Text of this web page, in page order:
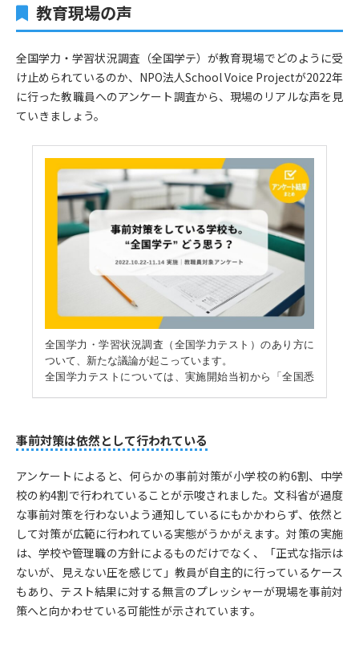
教育現場の声
全国学力・学習状況調査（全国学テ）が教育現場でどのように受
け止められているのか、NPO法人School Voice Projectが2022年
に行った教職員へのアンケート調査から、現場のリアルな声を見
ていきましょう。
事前対策は依然として行われている
アンケートによると、何らかの事前対策が小学校の約6割、中学
校の約4割で行われていることが示唆されました。文科省が過度
な事前対策を行わないよう通知しているにもかかわらず、依然と
して対策が広範に行われている実態がうかがえます。対策の実施
は、学校や管理職の方針によるものだけでなく、「正式な指示は
ないが、見えない圧を感じて」教員が自主的に行っているケース
もあり、テスト結果に対する無言のプレッシャーが現場を事前対
策へと向かわせている可能性が示されています。